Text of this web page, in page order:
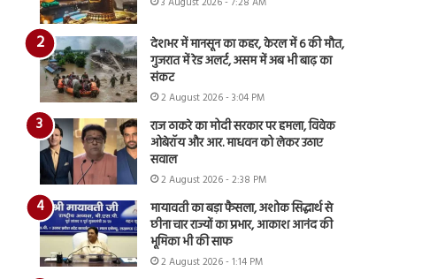
देशभर में मानसून का कहर, केरल में 6 की मौत,
गुजरात में रेड अलर्ट, असम में अब भी बाढ़ का
संकट
2 August 2026 - 3:04 PM
राज ठाकरे का मोदी सरकार पर हमला, विवेक
ओबेरॉय और आर. माधवन को लेकर उठाए
सवाल
2 August 2026 - 2:38 PM
मायावती का बड़ा फैसला, अशोक सिद्धार्थ से
छीना चार राज्यों का प्रभार, आकाश आनंद की
भूमिका भी की साफ
2 August 2026 - 1:14 PM